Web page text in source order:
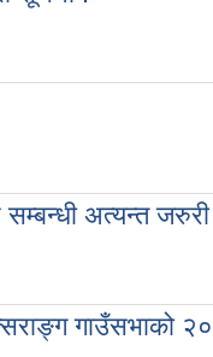
अत्यन्त